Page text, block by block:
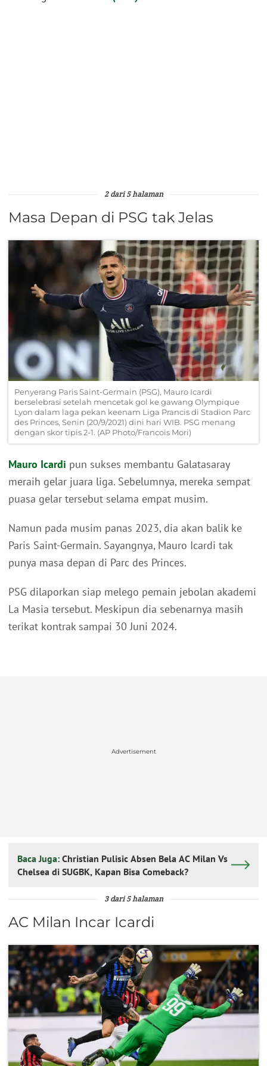
2 dari 5 halaman
Masa Depan di PSG tak Jelas
Penyerang Paris Saint-Germain (PSG), Mauro Icardi
berselebrasi setelah mencetak gol ke gawang Olympique
Lyon dalam laga pekan keenam Liga Prancis di Stadion Parc
des Princes, Senin (20/9/2021) dini hari WIB. PSG menang
dengan skor tipis 2-1. (AP Photo/Francois Mori)
Mauro Icardi pun sukses membantu Galatasaray
meraih gelar juara liga. Sebelumnya, mereka sempat
puasa gelar tersebut selama empat musim.
Namun pada musim panas 2023, dia akan balik ke
Paris Saint-Germain. Sayangnya, Mauro Icardi tak
punya masa depan di Parc des Princes.
PSG dilaporkan siap melego pemain jebolan akademi
La Masia tersebut. Meskipun dia sebenarnya masih
terikat kontrak sampai 30 Juni 2024.
Advertisement
Baca Juga: Christian Pulisic Absen Bela AC Milan Vs
Chelsea di SUGBK, Kapan Bisa Comeback?
3 dari 5 halaman
AC Milan Incar Icardi